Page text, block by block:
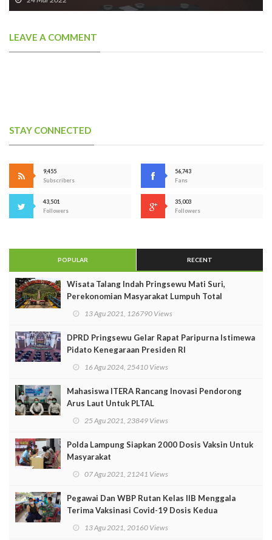
LEAVE A COMMENT
STAY CONNECTED
9,455
Subscribers
56,743
Fans
43,501
Followers
35,003
Followers
POPULAR RECENT
Wisata Talang Indah Pringsewu Mati Suri,
Perekonomian Masyarakat Lumpuh Total
13 Agu 2021, 126790 Views
DPRD Pringsewu Gelar Rapat Paripurna Istimewa
Pidato Kenegaraan Presiden RI
16 Agu 2024, 25410 Views
Mahasiswa ITERA Rancang Inovasi Pendorong
Arus Laut Untuk PLTAL
25 Agu 2021, 23849 Views
Polda Lampung Siapkan 2000 Dosis Vaksin Untuk
Masyarakat
07 Agu 2021, 21241 Views
Pegawai Dan WBP Rutan Kelas IIB Menggala
Terima Vaksinasi Covid-19 Dosis Kedua
13 Agu 2021, 20160 Views